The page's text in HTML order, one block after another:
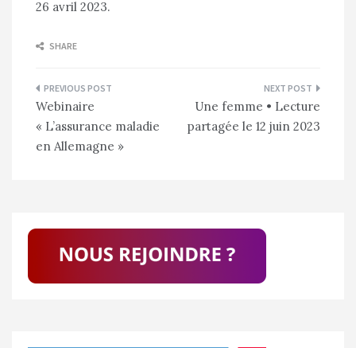
26 avril 2023.
SHARE
Navigation
de
l’article
Webinaire
« L’assurance maladie
en Allemagne »
Une femme • Lecture
partagée le 12 juin 2023